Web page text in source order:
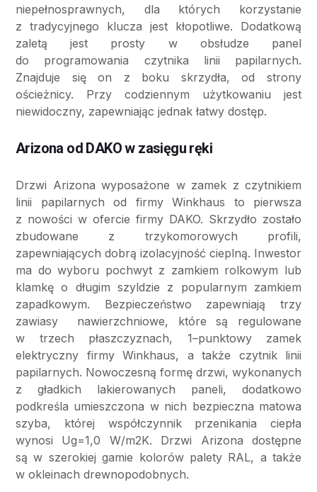
niepełnosprawnych, dla których korzystanie
z tradycyjnego klucza jest kłopotliwe. Dodatkową
zaletą jest prosty w obsłudze panel
do programowania czytnika linii papilarnych.
Znajduje się on z boku skrzydła, od strony
ościeżnicy. Przy codziennym użytkowaniu jest
niewidoczny, zapewniając jednak łatwy dostęp.
Arizona od DAKO w zasięgu ręki
Drzwi Arizona wyposażone w zamek z czytnikiem
linii papilarnych od firmy Winkhaus to pierwsza
z nowości w ofercie firmy DAKO. Skrzydło zostało
zbudowane z trzykomorowych profili,
zapewniających dobrą izolacyjność cieplną. Inwestor
ma do wyboru pochwyt z zamkiem rolkowym lub
klamkę o długim szyldzie z popularnym zamkiem
zapadkowym. Bezpieczeństwo zapewniają trzy
zawiasy nawierzchniowe, które są regulowane
w trzech płaszczyznach, 1–punktowy zamek
elektryczny firmy Winkhaus, a także czytnik linii
papilarnych. Nowoczesną formę drzwi, wykonanych
z gładkich lakierowanych paneli, dodatkowo
podkreśla umieszczona w nich bezpieczna matowa
szyba, której współczynnik przenikania ciepła
wynosi Ug=1,0 W/m2K. Drzwi Arizona dostępne
są w szerokiej gamie kolorów palety RAL, a także
w okleinach drewnopodobnych.